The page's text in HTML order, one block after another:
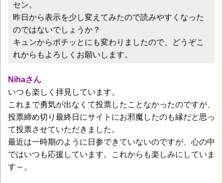
セン。
昨日から表示を少し変えてみたので読みやすくなった
のではないでしょうか？
キュンからポチッとにも変わりましたので、どうぞこ
れからもよろしくお願いします。
Nihaさん
いつも楽しく拝見しています。
これまで勇気が出なくて投票したことなかったのですが、
投票締め切り最終日にサイトにお邪魔したのも縁だと思っ
て投票させていただきました。
最近は一時期のように日参できていないのですが、心の中
ではいつも応援しています。これからも楽しみにしていま
す～。